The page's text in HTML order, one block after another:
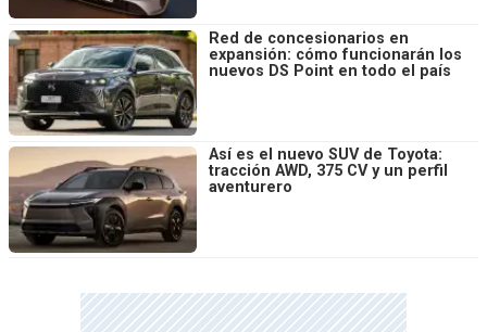
Red de concesionarios en
expansión: cómo funcionarán los
nuevos DS Point en todo el país
Así es el nuevo SUV de Toyota:
tracción AWD, 375 CV y un perfil
aventurero